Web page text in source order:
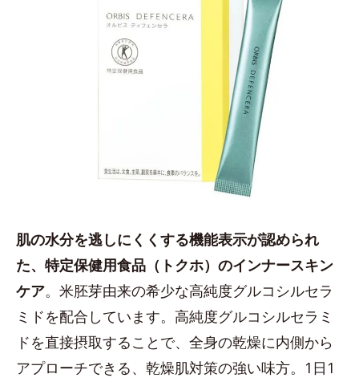
肌の水分を逃しにくくする機能表示が認められ
た、特定保健用食品（トクホ）のインナースキン
ケア。米胚芽由来の希少な高純度グルコシルセラ
ミドを配合しています。高純度グルコシルセラミ
ドを直接摂取することで、全身の乾燥に内側から
アプローチできる、乾燥肌対策の強い味方。1日1